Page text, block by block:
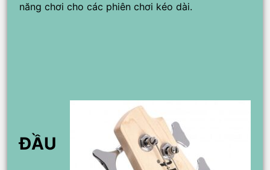
năng chơi cho các phiên chơi kéo dài.
ĐẦU